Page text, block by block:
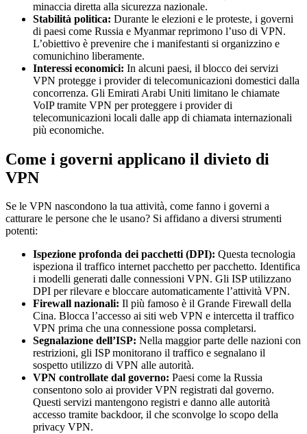
minaccia diretta alla sicurezza nazionale.
Stabilità politica: Durante le elezioni e le proteste, i governi
di paesi come Russia e Myanmar reprimono l’uso di VPN.
L’obiettivo è prevenire che i manifestanti si organizzino e
comunichino liberamente.
Interessi economici: In alcuni paesi, il blocco dei servizi
VPN protegge i provider di telecomunicazioni domestici dalla
concorrenza. Gli Emirati Arabi Uniti limitano le chiamate
VoIP tramite VPN per proteggere i provider di
telecomunicazioni locali dalle app di chiamata internazionali
più economiche.
Come i governi applicano il divieto di
VPN
Se le VPN nascondono la tua attività, come fanno i governi a
catturare le persone che le usano? Si affidano a diversi strumenti
potenti:
Ispezione profonda dei pacchetti (DPI): Questa tecnologia
ispeziona il traffico internet pacchetto per pacchetto. Identifica
i modelli generati dalle connessioni VPN. Gli ISP utilizzano
DPI per rilevare e bloccare automaticamente l’attività VPN.
Firewall nazionali: Il più famoso è il Grande Firewall della
Cina. Blocca l’accesso ai siti web VPN e intercetta il traffico
VPN prima che una connessione possa completarsi.
Segnalazione dell’ISP: Nella maggior parte delle nazioni con
restrizioni, gli ISP monitorano il traffico e segnalano il
sospetto utilizzo di VPN alle autorità.
VPN controllate dal governo: Paesi come la Russia
consentono solo ai provider VPN registrati dal governo.
Questi servizi mantengono registri e danno alle autorità
accesso tramite backdoor, il che sconvolge lo scopo della
privacy VPN.